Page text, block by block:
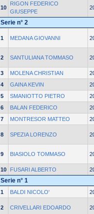
10
RIGON FEDERICO
GIUSEPPE
Serie n° 2
1 MEDANA GIOVANNI
2 SANTULIANA TOMMASO
3 MOLENA CHRISTIAN
4
GAINA KEVIN
5
SMANIOTTO PIETRO
6
BALAN FEDERICO
7
MONTRESOR MATTEO
8 SPEZIA LORENZO
9 BIASIOLO TOMMASO
10 FUSARI ALBERTO
Serie n° 1
1 BALDI NICOLO'
2 CRIVELLARI EDOARDO